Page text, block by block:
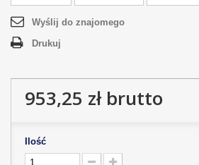
Wyślij do znajomego
Drukuj
953,25 złbrutto
Ilość